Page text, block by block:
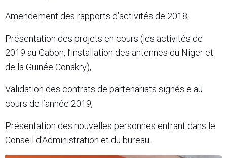
Amendement des rapports d’activités de 2018,
Présentation des projets en cours (les activités de
2019 au Gabon, l’installation des antennes du Niger et
de la Guinée Conakry),
Validation des contrats de partenariats signés e au
cours de l’année 2019,
Présentation des nouvelles personnes entrant dans le
Conseil d’Administration et du bureau.